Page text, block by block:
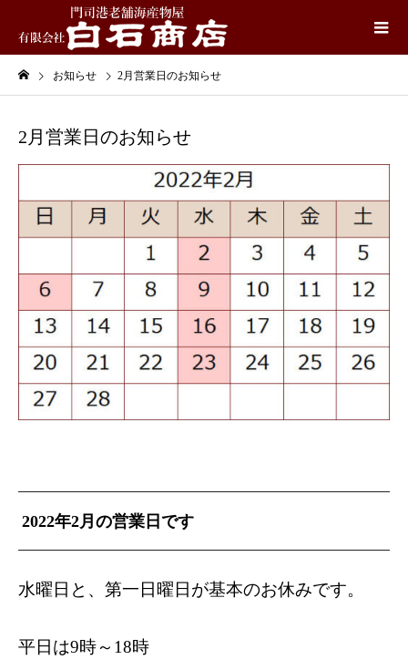
お知らせ 2月営業日のお知らせ
2月営業日のお知らせ
2022年2月の営業日です
水曜日と、第一日曜日が基本のお休みです。
平日は9時～18時